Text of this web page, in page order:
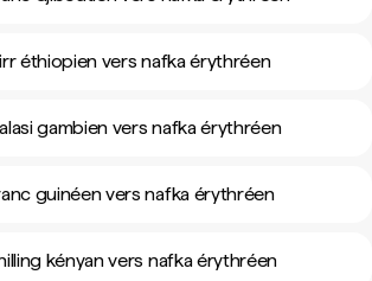
éthiopien vers nafka érythréen
gambien vers nafka érythréen
guinéen vers nafka érythréen
kényan vers nafka érythréen